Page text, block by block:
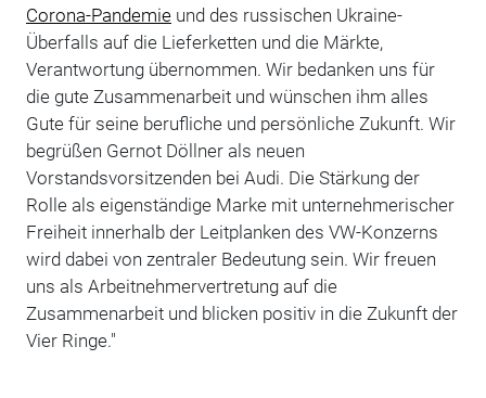
Corona-Pandemieund des russischen Ukraine-
Überfalls auf die Lieferketten und die Märkte,
Verantwortung übernommen. Wir bedanken uns für
die gute Zusammenarbeit und wünschen ihm alles
Gute für seine berufliche und persönliche Zukunft. Wir
begrüßen Gernot Döllner als neuen
Vorstandsvorsitzenden bei Audi. Die Stärkung der
Rolle als eigenständige Marke mit unternehmerischer
Freiheit innerhalb der Leitplanken des VW-Konzerns
wird dabei von zentraler Bedeutung sein. Wir freuen
uns als Arbeitnehmervertretung auf die
Zusammenarbeit und blicken positiv in die Zukunft der
Vier Ringe."